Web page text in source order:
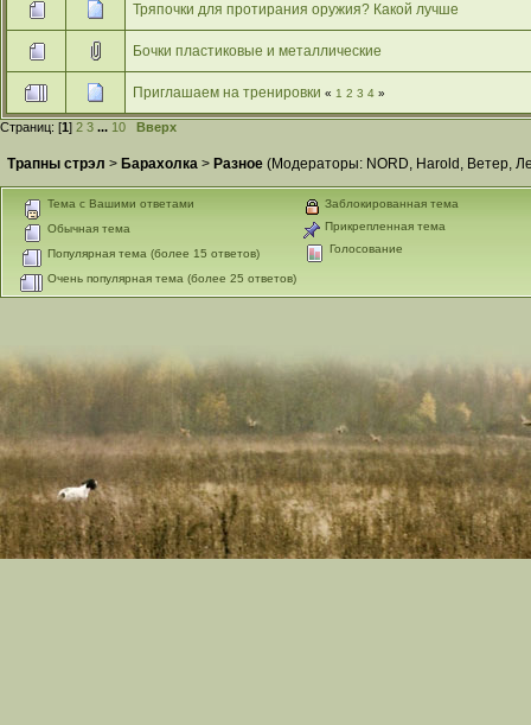
Тряпочки для протирания оружия? Какой лучше
Бочки пластиковые и металлические
Приглашаем на тренировки « 1 2 3 4 »
Страниц: [1] 2 3 ... 10 Вверх
Трапны стрэл > Барахолка > Разное (Модераторы: NORD, Harold , Ветер,
Тема с Вашими ответами
Обычная тема
Популярная тема (более 15 ответов)
Очень популярная тема (более 25 ответов)
Заблокированная тема
Прикрепленная тема
Голосование